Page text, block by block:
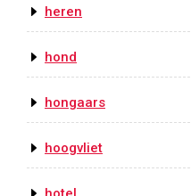
heren
hond
hongaars
hoogvliet